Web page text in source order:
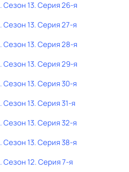
. Сезон 13. Серия 26-я
. Сезон 13. Серия 27-я
. Сезон 13. Серия 28-я
. Сезон 13. Серия 29-я
. Сезон 13. Серия 30-я
. Сезон 13. Серия 31-я
. Сезон 13. Серия 32-я
. Сезон 13. Серия 38-я
. Сезон 12. Серия 7-я